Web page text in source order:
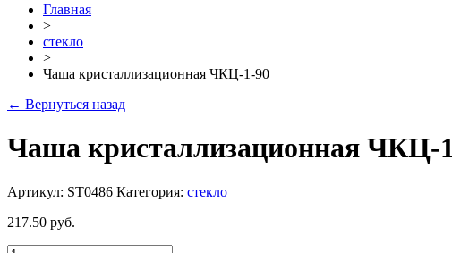
Главная
>
стекло
>
Чаша кристаллизационная ЧКЦ-1-90
← Вернуться назад
Чаша кристаллизационная ЧКЦ-
Артикул: ST0486 Категория: стекло
217.50 руб.